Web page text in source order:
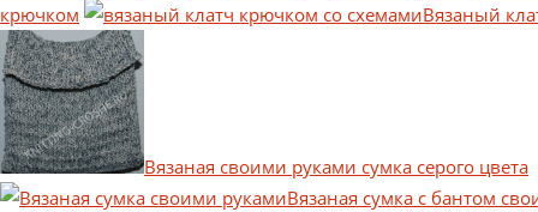
крючком
Вязаный
Вязаная своими руками сумка серого цвета
Вязаная сумка с бантом